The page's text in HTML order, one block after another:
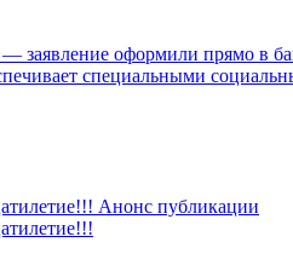
заявление оформили прямо в
специальными
Анонс публикации